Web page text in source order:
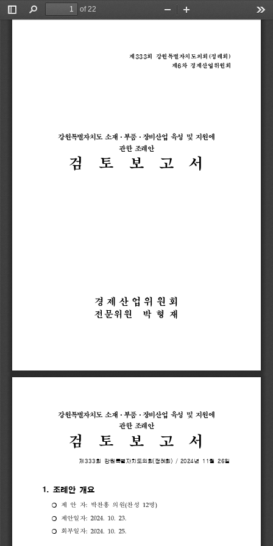
Toggle
Find
of 22
Zoom
제 333회 강원특별자치도의회 (정례회)
제6차 경제산업위원회
강원특별자치도 소재 부품· 장비산업 육성 및 지원에
관한 조례안
검 토 보 고 서
경제산업위원회
전문위원 박 형 재
강원특별자치도 소재· 부품· 장비산업 육성 및 지원에
관한 조례안
검 토 보 고 서
제333회 강원특별자치도의회(정례회) / 2024년 11월 26일
1. 조례안 개요
❍ 제 안 자: 박찬흥 의원(찬성 12명)
❍ 제안일자: 2024. 10. 23.
❍ 회부일자: 2024. 10. 25.